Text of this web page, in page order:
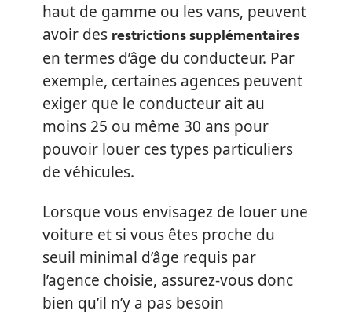
haut de gamme ou les vans, peuvent
avoir des restrictions supplémentaires
en termes d’âge du conducteur. Par
exemple, certaines agences peuvent
exiger que le conducteur ait au
moins 25 ou même 30 ans pour
pouvoir louer ces types particuliers
de véhicules.
Lorsque vous envisagez de louer une
voiture et si vous êtes proche du
seuil minimal d’âge requis par
l’agence choisie, assurez-vous donc
bien qu’il n’y a pas besoin